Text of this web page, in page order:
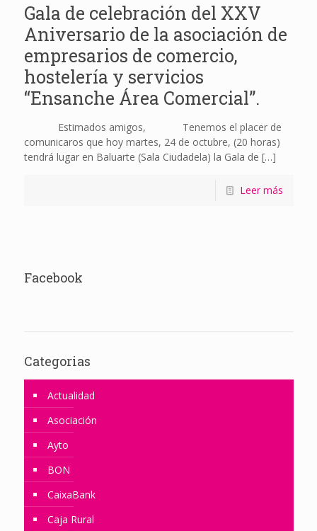
Gala de celebración del XXV
Aniversario de la asociación de
empresarios de comercio,
hostelería y servicios
“Ensanche Área Comercial”.
Estimados amigos, Tenemos el placer de
comunicaros que hoy martes, 24 de octubre, (20 horas)
tendrá lugar en Baluarte (Sala Ciudadela) la Gala de […]
Leer más
Facebook
Categorias
Actualidad
Asociación
Ayto
BON
CaixaBank
Caja Rural